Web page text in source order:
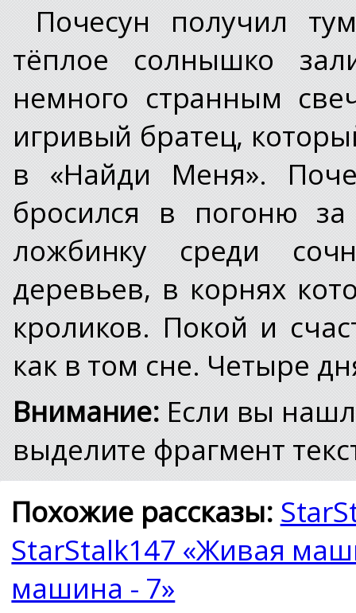
Почесун получил
тёплое солнышко
немного странным
игривый братец,
в «Найди Меня».
бросился в погоню
ложбинку среди
деревьев, в корнях
кроликов. Покой и
как в том сне. Четыре
Внимание: Если вы
выделите фрагмент
Похожие рассказы:
StarStalk147 «Живая
машина - 7»